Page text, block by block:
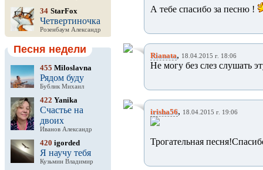
34 StarFox
Четвертиночка
Розенбаум Александр
Песня недели
455 Miloslavna
Рядом буду
Бублик Михаил
422 Yanika
Счастье на
двоих
Иванов Александр
420 igorded
Я научу тебя
Кузьмин Владимир
А тебе спасибо за песню !
Rianata, 18.04.2015 г. 18:06
Не могу без слез слушать
irisha56, 18.04.2015 г. 19:06
Трогательная